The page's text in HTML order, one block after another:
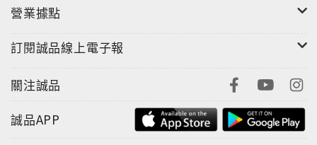
專輯之間。除此之外，這次新專輯特別邀請由旅美多
總監，其領軍的WVC樂團及馬來西亞吉他大師Roger
陣容更是一時之選，而這次擔任整張專輯的錄音，混
Mastering Engineer: Nick Lee 李万泰，更是一個在
營業據點
訂閱誠品線上電子報
關注誠品
誠品APP